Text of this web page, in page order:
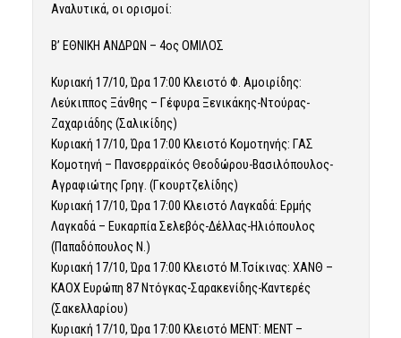
Αναλυτικά, οι ορισμοί:
Β’ ΕΘΝΙΚΗ ΑΝΔΡΩΝ – 4ος ΟΜΙΛΟΣ
Κυριακή 17/10, Ώρα 17:00 Κλειστό Φ. Αμοιρίδης:
Λεύκιππος Ξάνθης – Γέφυρα Ξενικάκης-Ντούρας-
Ζαχαριάδης (Σαλικίδης)
Κυριακή 17/10, Ώρα 17:00 Κλειστό Κομοτηνής: ΓΑΣ
Κομοτηνή – Πανσερραϊκός Θεοδώρου-Βασιλόπουλος-
Αγραφιώτης Γρηγ. (Γκουρτζελίδης)
Κυριακή 17/10, Ώρα 17:00 Κλειστό Λαγκαδά: Ερμής
Λαγκαδά – Ευκαρπία Σελεβός-Δέλλας-Ηλιόπουλος
(Παπαδόπουλος Ν.)
Κυριακή 17/10, Ώρα 17:00 Κλειστό Μ.Τσίκινας: ΧΑΝΘ –
ΚΑΟΧ Ευρώπη 87 Ντόγκας-Σαρακενίδης-Καντερές
(Σακελλαρίου)
Κυριακή 17/10, Ώρα 17:00 Κλειστό ΜΕΝΤ: ΜΕΝΤ –